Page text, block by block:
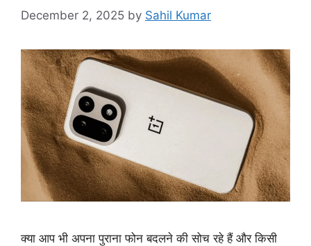
December 2, 2025 by Sahil Kumar
क्या आप भी अपना पुराना फोन बदलने की सोच रहे हैं और किसी